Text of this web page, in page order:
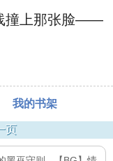
撞上那张脸——
我的书架
页